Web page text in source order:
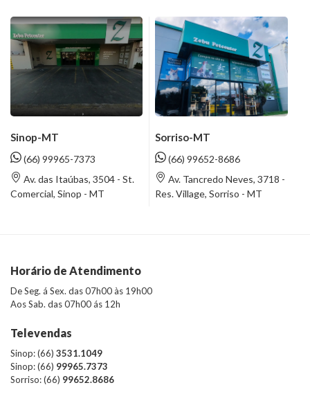
Sinop-MT
(66) 99965-7373
Av. das Itaúbas, 3504 - St.
Comercial, Sinop - MT
Sorriso-MT
(66) 99652-8686
Av. Tancredo Neves, 3718 -
Res. Village, Sorriso - MT
Horário de Atendimento
De Seg. á Sex. das 07h00 às 19h00
Aos Sab. das 07h00 ás 12h
Televendas
Sinop: (66) 3531.1049
Sinop: (66) 99965.7373
Sorriso: (66) 99652.8686